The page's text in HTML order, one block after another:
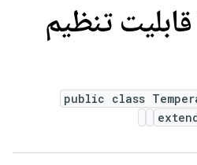
تنظیم
public class